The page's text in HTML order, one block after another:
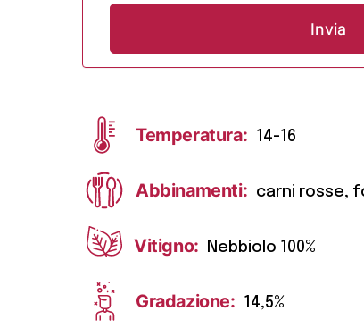
Temperatura: 14-16
Abbinamenti: carni rosse,
Vitigno: Nebbiolo 100%
Gradazione: 14,5%